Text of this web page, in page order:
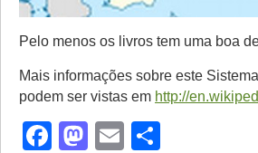
Pelo menos os livros tem uma boa
Mais informações sobre este
podem ser vistas em http://
Facebook
Mastodon
Email